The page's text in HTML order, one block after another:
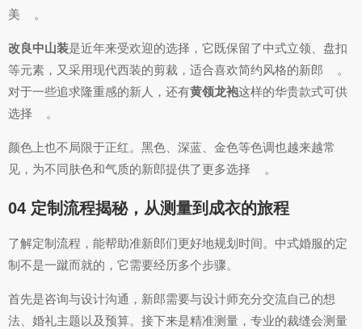
美
。
改良中山装是近年来受欢迎的选择，它既保留了中式立领、盘扣
等元素，又采用现代西装的剪裁，适合喜欢简约风格的新郎
。
对于一些追求隆重感的新人，还有黄领龙袍这样的华贵款式可供
选择
。
颜色上也不局限于正红。黑色、深蓝、金色等色调也越来越常
见，为不同肤色和气质的新郎提供了更多选择
。
04 定制流程揭秘，从测量到成衣的旅程
了解定制流程，能帮助准新郎们更好地规划时间。中式婚服的定
制不是一蹴而就的，它需要经历多个步骤。
首先是咨询与设计沟通，新郎需要与设计师充分交流自己的想
法、婚礼主题以及预算。接下来是精准测量，专业的裁缝会测量